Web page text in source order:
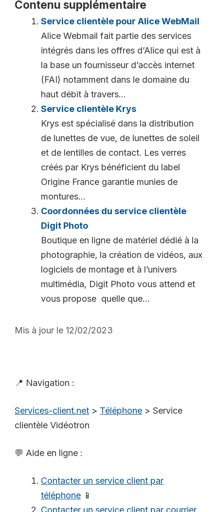
Contenu supplémentaire
Service clientèle pour Alice WebMail
Alice Webmail fait partie des services
intégrés dans les offres d’Alice qui est à
la base un fournisseur d’accès internet
(FAI) notamment dans le domaine du
haut débit à travers...
Service clientèle Krys
Krys est spécialisé dans la distribution
de lunettes de vue, de lunettes de soleil
et de lentilles de contact. Les verres
créés par Krys bénéficient du label
Origine France garantie munies de
montures...
Coordonnées du service clientèle
Digit Photo
Boutique en ligne de matériel dédié à la
photographie, la création de vidéos, aux
logiciels de montage et à l’univers
multimédia, Digit Photo vous attend et
vous propose quelle que...
Mis à jour le 12/02/2023
📍 Navigation :
Services-client.net > Téléphone > Service
clientèle Vidéotron
💬 Aide en ligne :
Contacter un service client par
téléphone 📱
Contacter un service client par courrier